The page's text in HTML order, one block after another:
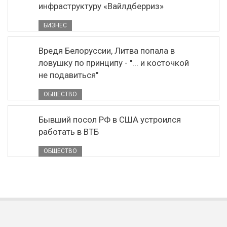
инфраструктуру «Вайлдберриз»
БИЗНЕС
Вредя Белоруссии, Литва попала в
ловушку по принципу - "... и косточкой
не подавиться"
ОБЩЕСТВО
Бывший посол РФ в США устроился
работать в ВТБ
ОБЩЕСТВО